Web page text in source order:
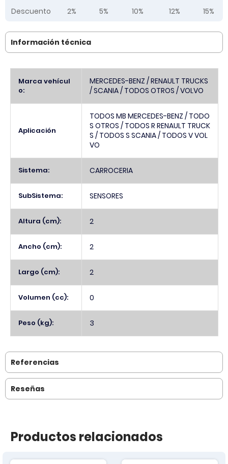
Descuento
2% 5% 10% 12% 15%
Información técnica
Información
Marca vehícul
o:
MERCEDES-BENZ / RENAULT TRUCKS
/ SCANIA / TODOS OTROS / VOLVO
Aplicación
TODOS MB MERCEDES-BENZ / TODO
S OTROS / TODOS R RENAULT TRUCK
S / TODOS S SCANIA / TODOS V VOL
VO
Sistema: CARROCERIA
SubSistema: SENSORES
Altura (cm): 2
Ancho (cm): 2
Largo (cm): 2
Volumen (cc): 0
Peso (kg): 3
Referencias
Reseñas
Productos relacionados